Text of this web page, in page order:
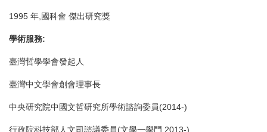
1995 年,國科會 傑出研究獎
學術服務:
臺灣哲學學會發起人
臺灣中文學會創會理事長
中央研究院中國文哲研究所學術諮詢委員(2014-)
行政院科技部人文司諮議委員(文學一學門,2013-)